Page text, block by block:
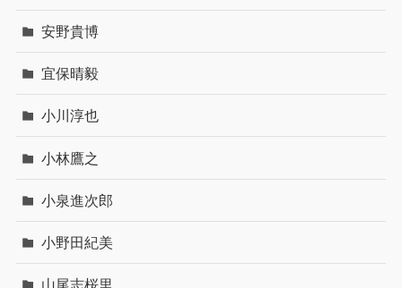
安野貴博
宜保晴毅
小川淳也
小林鷹之
小泉進次郎
小野田紀美
山尾志桜里